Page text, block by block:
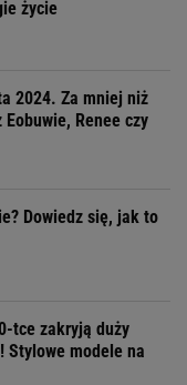
życie
2024. Za mniej niż
Renee czy
Dowiedz się, jak to
tce zakryją duży
Stylowe modele na